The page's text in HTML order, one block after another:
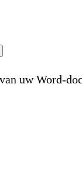
uw Word-